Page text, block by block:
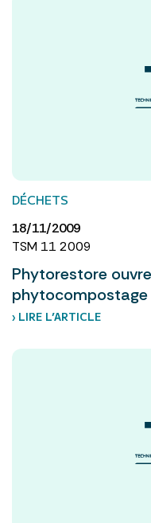
DÉCHETS
18/11/2009
TSM 11 2009
Phytorestore
phytocompostage
› LIRE L’ARTICLE